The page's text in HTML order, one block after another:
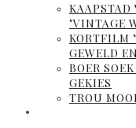
KAAPSTAD
‘VINTAGE
KORTFILM
GEWELD
BOER
GEKIES
TROU